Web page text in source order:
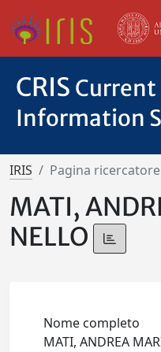
CRIS Current
Information
IRIS Pagina ricercatore
MATI,
NELLO
Nome completo
MATI, ANDREA